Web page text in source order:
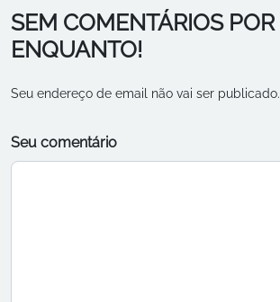
SEM COMENTÁRIOS POR
ENQUANTO!
Seu endereço de email não vai ser publicado.
Seu comentário